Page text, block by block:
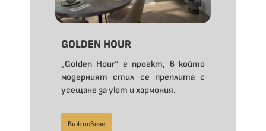
GOLDEN HOUR
„Golden Hour“ е проект, в който
модерният стил се преплита с
усещане за уют и хармония.
Виж повече